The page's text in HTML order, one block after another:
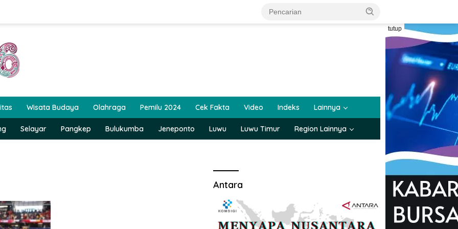
tutup
Wisata Budaya Olahraga Pemilu 2024 Cek Fakta Video Indeks Lainnya
Selayar Pangkep Bulukumba Jeneponto Luwu Luwu Timur Region Lainnya
Antara